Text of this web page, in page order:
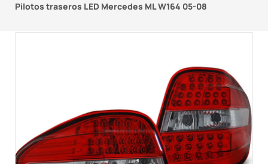
Pilotos traseros LED Mercedes ML W164 05-08